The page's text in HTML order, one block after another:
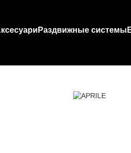
Раздвижные системы